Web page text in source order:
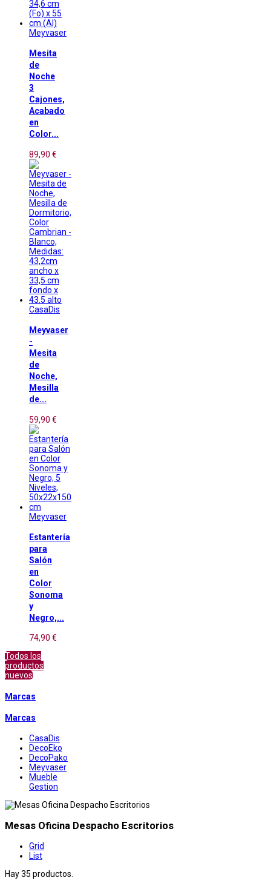
Meyvaser
Mesita
de
Noche
3
Cajones,
Acabado
en
Color...
89,90 €
CasaDis
Meyvaser
-
Mesita
de
Noche,
Mesilla
de...
59,90 €
Meyvaser
Estantería
para
Salón
en
Color
Sonoma
y
Negro,...
74,90 €
Todos los
productos
nuevos
Marcas
Marcas
CasaDis
DecoEko
DecoPako
Meyvaser
Mueble
Gestion
Mesas Oficina Despacho Escritorios
Grid
List
Hay 35 productos.